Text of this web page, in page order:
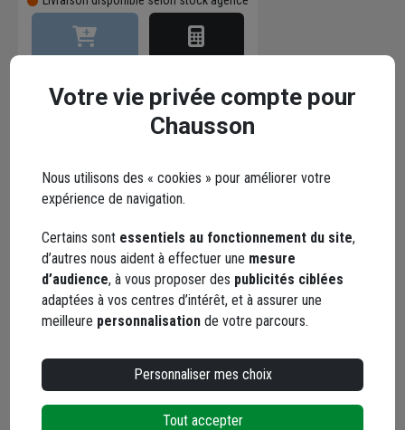
Points forts
Description
Conseils d'utilisation
Caractéristiques
Documents
Votre vie privée compte pour
Chausson
Nous utilisons des « cookies » pour améliorer votre
expérience de navigation.
Certains sont essentiels au fonctionnement du site,
d’autres nous aident à effectuer une mesure
d’audience, à vous proposer des publicités ciblées
adaptées à vos centres d’intérêt, et à assurer une
meilleure personnalisation de votre parcours.
Personnaliser mes choix
Tout accepter